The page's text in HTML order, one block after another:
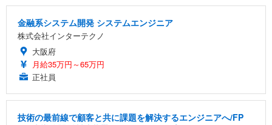
金融系システム開発 システムエンジニア
株式会社インターテクノ
大阪府
月給35万円～65万円
正社員
技術の最前線で顧客と共に課題を解決するエンジニアへ/FP